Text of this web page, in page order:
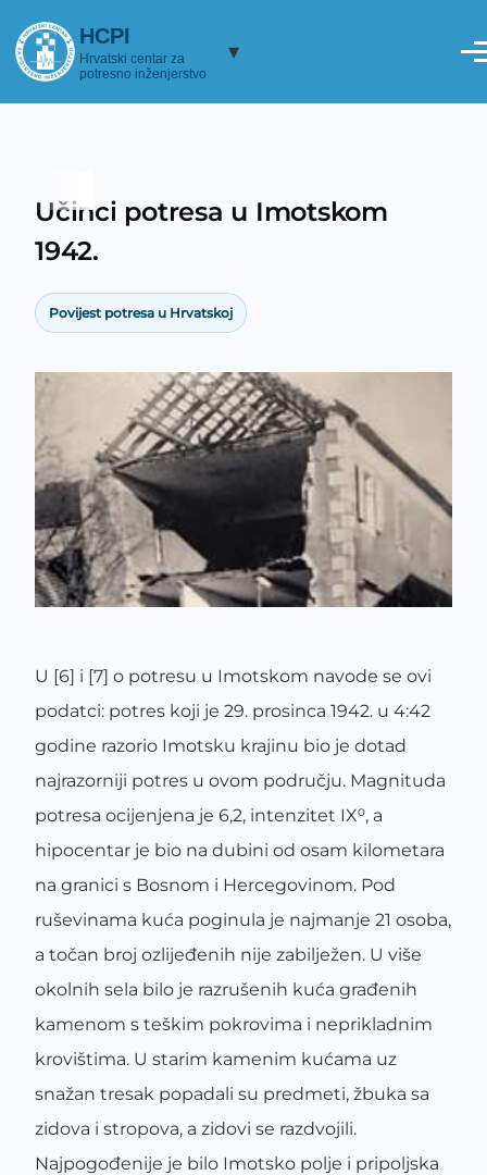
HCPI
Hrvatski centar za
potresno inženjerstvo
▾
Breadcrumb
Učinci potresa u Imotskom
1942.
Povijest potresa u Hrvatskoj
U [6] i [7] o potresu u Imotskom navode se ovi
podatci: potres koji je 29. prosinca 1942. u 4:42
godine razorio Imotsku krajinu bio je dotad
najrazorniji potres u ovom području. Magnituda
potresa ocijenjena je 6,2, intenzitet IX⁰, a
hipocentar je bio na dubini od osam kilometara
na granici s Bosnom i Hercegovinom. Pod
ruševinama kuća poginula je najmanje 21 osoba,
a točan broj ozlijeđenih nije zabilježen. U više
okolnih sela bilo je razrušenih kuća građenih
kamenom s teškim pokrovima i neprikladnim
krovištima. U starim kamenim kućama uz
snažan tresak popadali su predmeti, žbuka sa
zidova i stropova, a zidovi se razdvojili.
Najpogođenije je bilo Imotsko polje i pripoljska